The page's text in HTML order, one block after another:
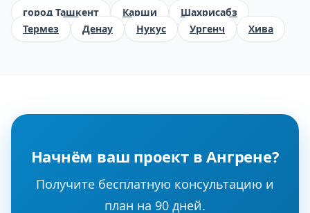
город Ташкент Карши
Шахрисабз
Термез
Денау Нукус Ургенч Хива
Начнём ваш проект в Ангрене?
Получите бесплатную консультацию и
план на 90 дней.